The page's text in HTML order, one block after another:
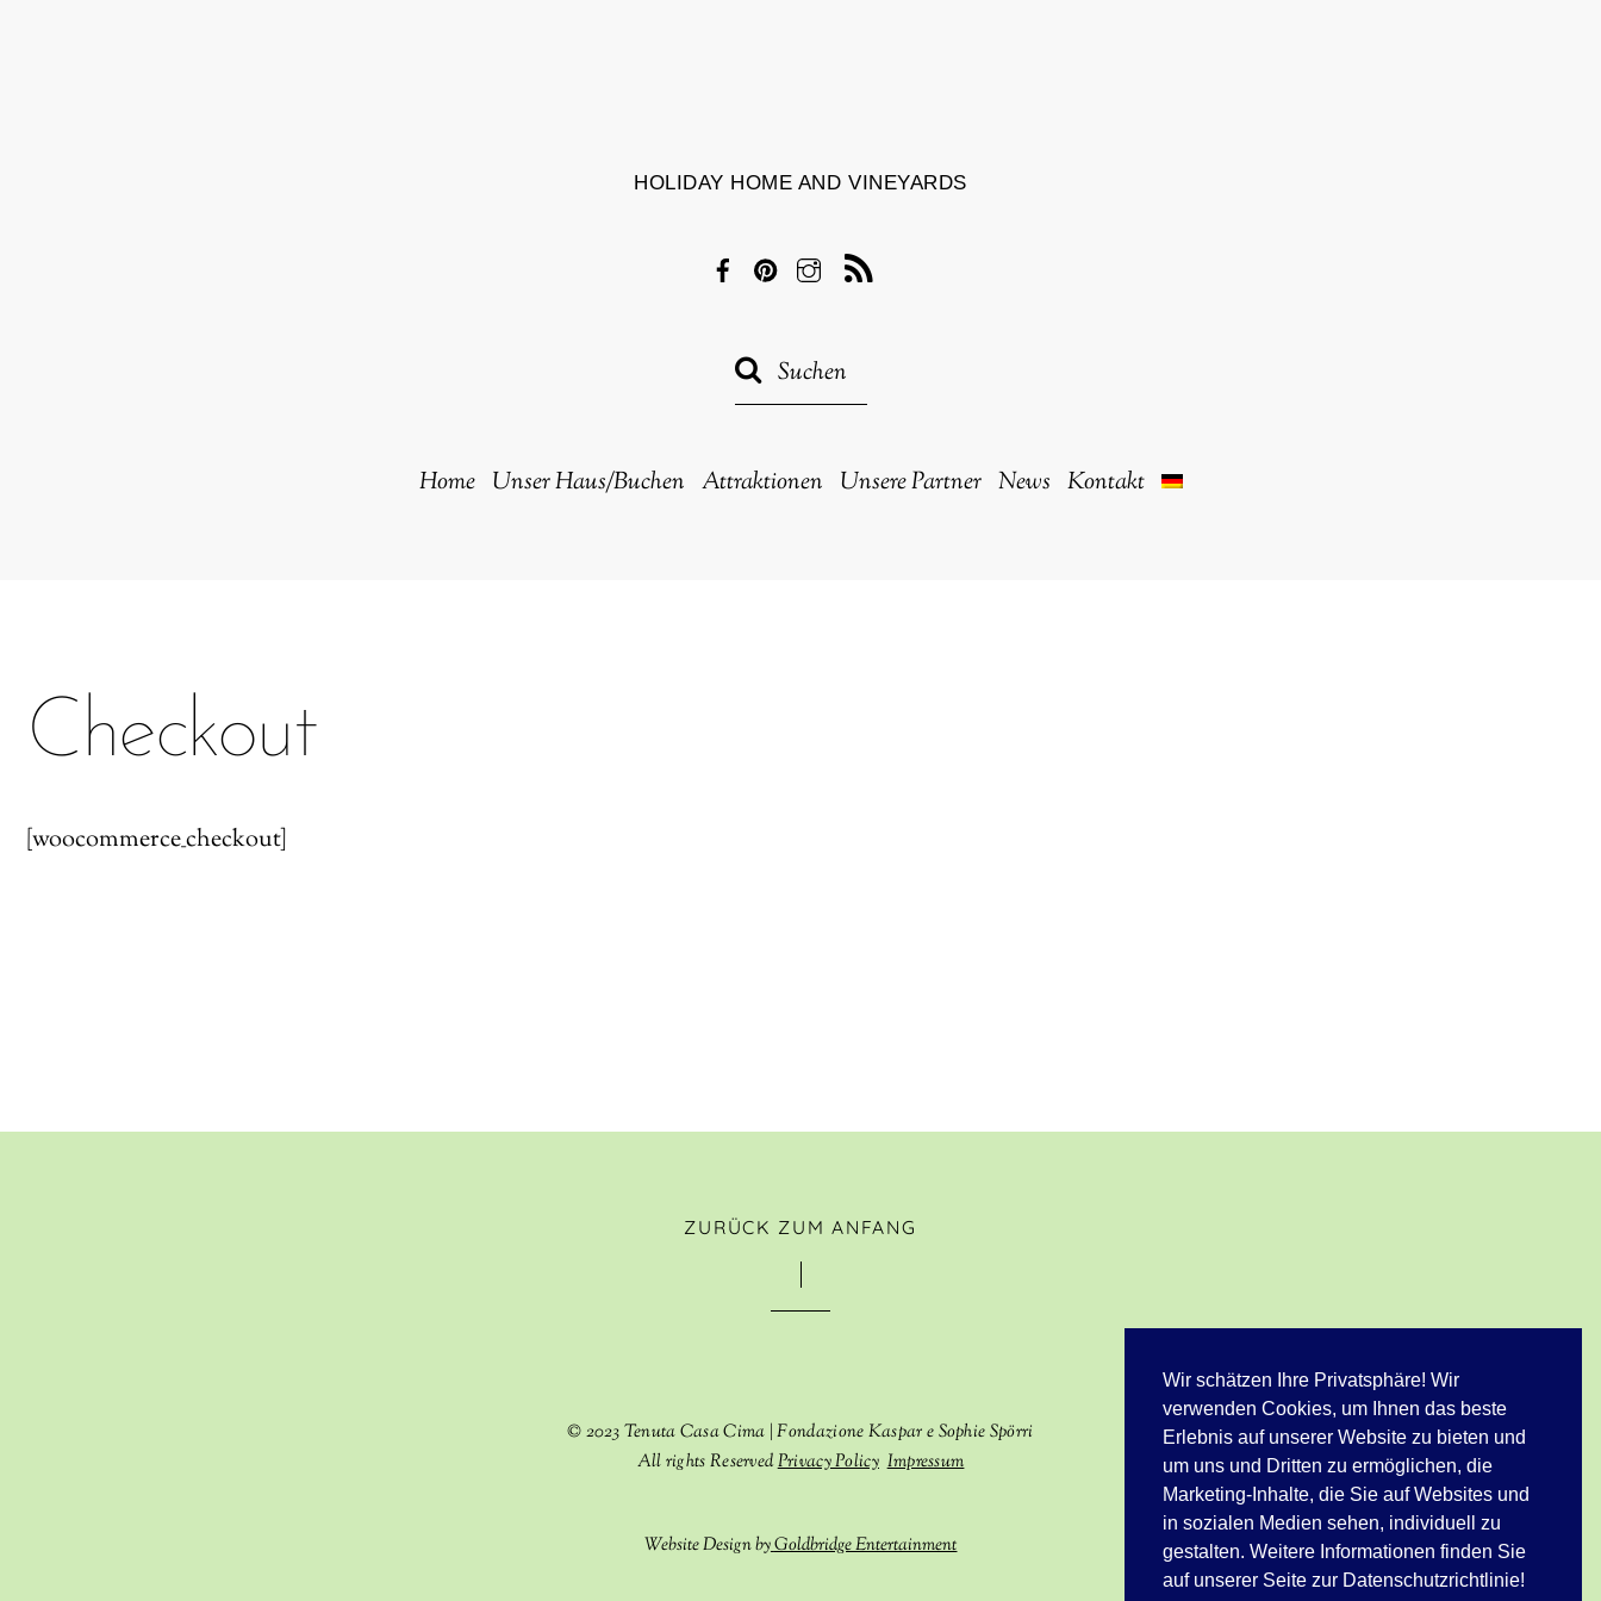
HOLIDAY HOME AND VINEYARDS
Facebook
PinterestInstagram
RSS
Home Unser Haus/Buchen Attraktionen Unsere Partner News Kontakt
Checkout
[woocommerce_checkout]
ZURÜCK ZUM ANFANG
© 2023 Tenuta Casa Cima |Fondazione Kaspar e Sophie Spörri
All rights ReservedPrivacy Policy Impressum
Website Design byGoldbridge Entertainment
Wir schätzen Ihre Privatsphäre! Wir
verwenden Cookies, um Ihnen das beste
Erlebnis auf unserer Website zu bieten und
um uns und Dritten zu ermöglichen, die
Marketing-Inhalte, die Sie auf Websites und
in sozialen Medien sehen, individuell zu
gestalten. Weitere Informationen finden Sie
auf unserer Seite zur Datenschutzrichtlinie!